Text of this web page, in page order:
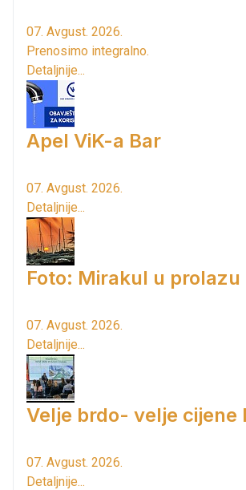
07. Avgust. 2026.
Prenosimo integralno.
Detaljnije...
Apel ViK-a Bar
07. Avgust. 2026.
Detaljnije...
Foto: Mirakul u prolazu
07. Avgust. 2026.
Detaljnije...
Velje brdo- velje cijene
07. Avgust. 2026.
Detaljnije...